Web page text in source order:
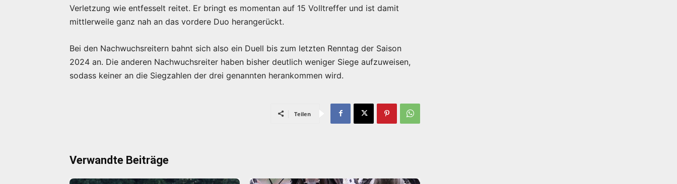
Verletzung wie entfesselt reitet. Er bringt es momentan auf 15 Volltreffer und ist damit
mittlerweile ganz nah an das vordere Duo herangerückt.
Bei den Nachwuchsreitern bahnt sich also ein Duell bis zum letzten Renntag der Saison
2024 an. Die anderen Nachwuchsreiter haben bisher deutlich weniger Siege aufzuweisen,
sodass keiner an die Siegzahlen der drei genannten herankommen wird.
Teilen
Verwandte Beiträge